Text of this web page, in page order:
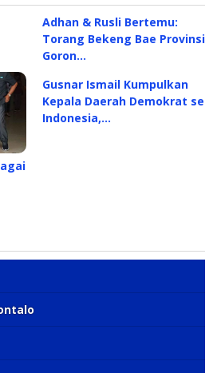
Adhan & Rusli Bertemu:
Torang Bekeng Bae Provinsi
Goron…
Gusnar Ismail Kumpulkan
Kepala Daerah Demokrat se
Indonesia,…